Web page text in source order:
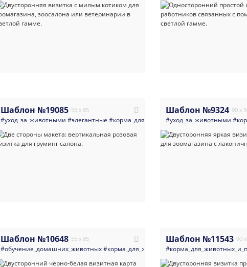
Шаблон №19085 55 x 85
#уход_за_животными #элегантные #корма_для_животных_и_питомники
Шаблон №9324 90 x
#уход_за_животными
Шаблон №10648 55 x 85
#обучение_домашних_животных#корма_для_животных_и_питомники
Шаблон №11543 90